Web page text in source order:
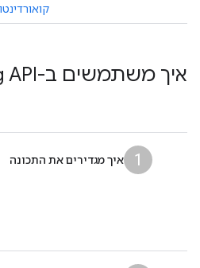
איך משתמשים ב-Geocoding API
1 איך מגדירים את התכונה